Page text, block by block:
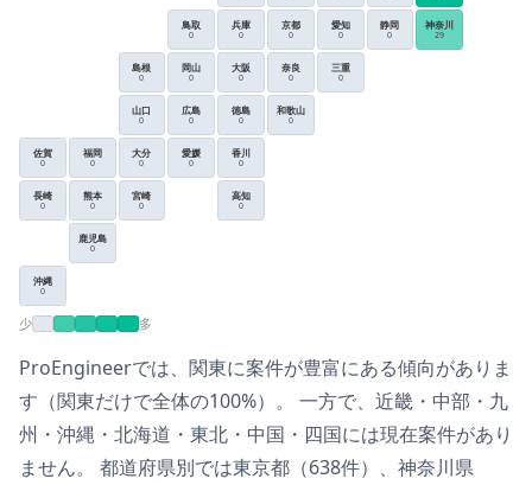
鳥取
0
兵庫
0
京都
0
愛知
0
静岡
0
神奈川
29
島根
0
岡山
0
大阪
0
奈良
0
三重
0
山口
0
広島
0
徳島
0
和歌山
0
愛媛
0
香川
0
大分
0
佐賀
0
福岡
0
高知
0
長崎
0
熊本
0
宮崎
0
鹿児島
0
沖縄
0
少 多
ProEngineerでは、 関東に案件が豊富にある傾向がありま
す （関東だけで全体の100%） 。 一方で、 近畿・中部・九
州・沖縄・北海道・東北・中国・四国には現在案件があり
ません。
都道府県別では東京都（638件）、神奈川県